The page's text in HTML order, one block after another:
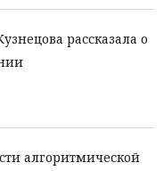
рассказала о
алгоритмической